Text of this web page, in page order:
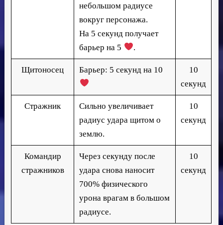
небольшом радиусе
вокруг персонажа.
На 5 секунд получает
барьер на 5
.
Щитоносец Барьер: 5 секунд на 10
10
секунд
Стражник
Сильно увеличивает
радиус удара щитом о
землю.
10
секунд
Командир
стражников
Через секунду после
удара снова наносит
700% физического
урона врагам в большом
радиусе.
10
секунд